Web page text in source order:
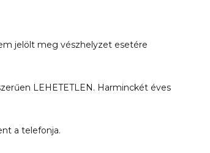
jelölt meg vészhelyzet esetére
LEHETETLEN. Harminckét éves
a telefonja.